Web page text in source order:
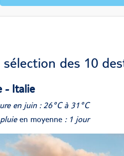
sélection des 10
- Italie
en juin : 26°C à 31°C
en moyenne : 1 jour